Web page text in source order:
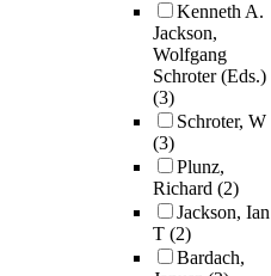
Kenneth A.
Jackson,
Wolfgang
Schroter (Eds.)
(3)
Schroter, W
(3)
Plunz,
Richard (2)
Jackson, Ian
T (2)
Bardach,